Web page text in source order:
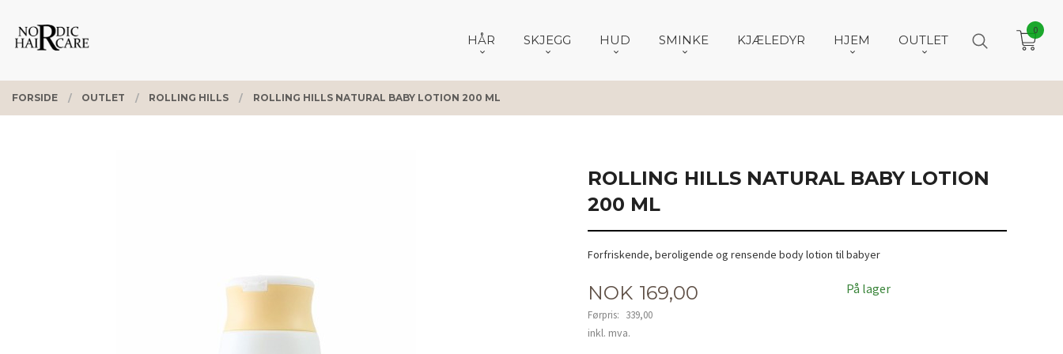
innholdet
PRODUKTER
HÅR SKJEGG HUD SMINKE KJÆLEDYR HJEM OUTLET
0
FORSIDE OUTLET ROLLING HILLS ROLLING HILLS NATURAL BABY LOTION 200 ML
ROLLING HILLS NATURAL BABY LOTION
200 ML
Forfriskende, beroligende og rensende body lotion til babyer
Tilbud
NOK 169,00
Førpris: 339,00
Rabatt
inkl. mva.
På lager